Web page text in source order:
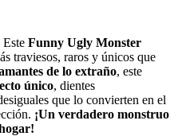
Este Funny Ugly Monster
traviesos, raros y únicos que
de lo extraño, este
único, dientes
que lo convierten en el
¡Un verdadero monstruo